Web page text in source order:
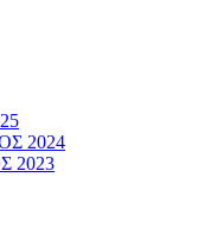
2024
2023